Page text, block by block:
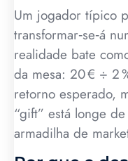
Um jogador típico
transformar‑se‑á
realidade bate
da mesa: 20 € ÷ 2
retorno esperado,
“gift” está longe
armadilha de